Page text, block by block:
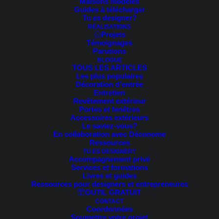
Guides à télécharger
Tu es designer?
RÉALISATIONS
Projets
Témoignages
Parutions
BLOGUE
TOUS LES ARTICLES
Les plus populaires
Décoration d’entrée
Entretien
Revêtement extérieur
Portes et fenêtres
Accessoires extérieurs
Le saviez-vous?
En collaboration avec Déconome
Ressources
TU ES DESIGNER?
Accompagnement privé
Services et formations
Livres et guides
Ressources pour designers et entrepreneures
OUTIL GRATUIT
CONTACT
Coordonnées
Soumettre votre projet
8 résultats affichésTrié